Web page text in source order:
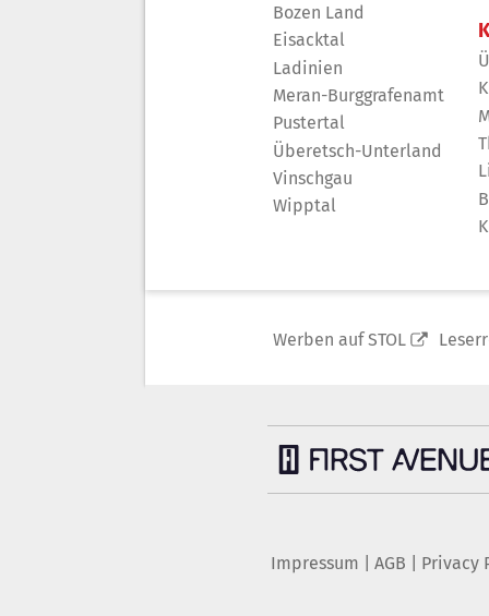
Bozen Land
Eisacktal
Ladinien
Meran-Burggrafenamt
Pustertal
Überetsch-Unterland
Vinschgau
Wipptal
Werben auf STOL
Impressum AGB Privacy